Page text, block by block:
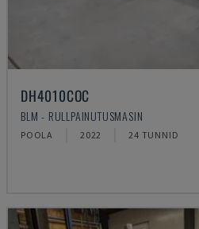
DH4010COC
BLM - RULLPAINUTUSMASIN
POOLA 2022 24 TUNNID